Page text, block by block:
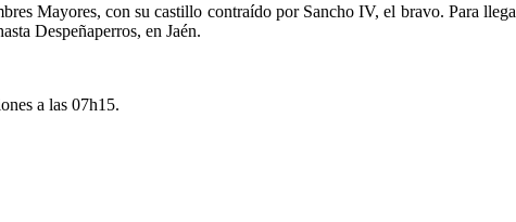
Mayores, con su castillo contraído por Sancho IV, el bravo. Para
Despeñaperros, en Jaén.
a las 07h15.